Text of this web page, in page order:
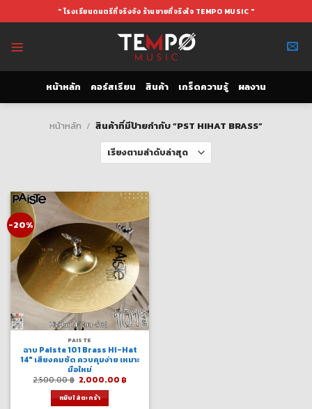
to
" โรงเรียนดนตรีที่จริงจัง ร้านขายที่จริงใจ TEMPO MUSIC "
หน้าหลัก คอร์สเรียน สินค้า เกร็ดความรู้ ผลงาน
หน้าหลัก / สินค้าที่มีป้ายกำกับ “PST HIHAT BRASS”
-20%
PAISTE
ฉาบ Paiste 101 Brass Hi-Hat
14″ เสียงคมชัด ควบคุมง่าย เหมาะ
มือใหม่
2,500.00฿ Original
price
was:
2,500.00 ฿.
2,000.00 ฿Current
หยิบใส่ตะกร้า